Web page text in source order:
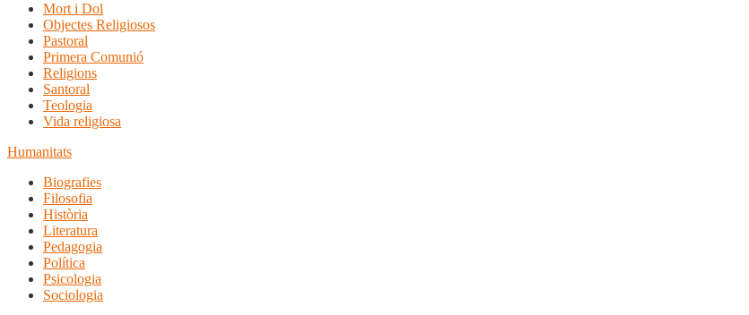
Mort i Dol
Objectes Religiosos
Pastoral
Primera Comunió
Religions
Santoral
Teologia
Vida religiosa
Humanitats
Biografies
Filosofia
Història
Literatura
Pedagogia
Política
Psicologia
Sociologia